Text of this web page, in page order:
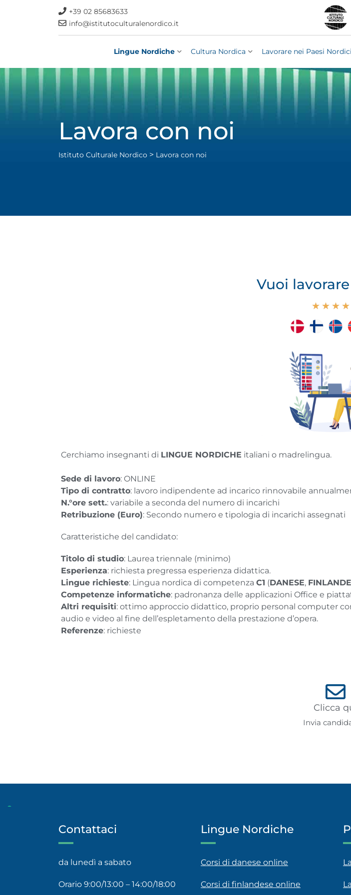
+39 02 85683633
info@istitutoculturalenordico.it
Lingue Nordiche Cultura Nordica Lavorare nei Paesi Nordici
Lavora con noi
Istituto Culturale Nordico > Lavora con noi
Vuoi
★ ★ ★ ★
Cerchiamo insegnanti di LINGUE NORDICHE italiani o madrelingua.
Sede di lavoro: ONLINE
Tipo di contratto: lavoro indipendente ad incarico rinnovabile
N.°ore sett.: variabile a seconda del numero di incarichi
Retribuzione (Euro): Secondo numero e tipologia di incarichi assegnati
Caratteristiche del candidato:
Titolo di studio: Laurea triennale (minimo)
Esperienza: richiesta pregressa esperienza didattica.
Lingue richieste: Lingua nordica di competenza C1 (DANESE,
Competenze informatiche: padronanza delle applicazioni Office e
Altri requisiti: ottimo approccio didattico, proprio personal computer
audio e video al fine dell’espletamento della prestazione d’opera.
Referenze: richieste
Clicca
Invia
Contattaci
da lunedì a sabato
Orario 9:00/13:00 – 14:00/18:00
Lingue Nordiche
Corsi di danese online
Corsi di finlandese online